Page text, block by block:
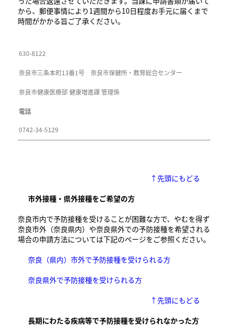
から、郵便事情により1週間から10日程度お手元に届くまで
時間がかかる旨ご了承ください。
630-8122
奈良市三条本町13番1号 奈良市保健所・教育総合センター
奈良市健康医療部 健康増進課 管理係
電話
0742-34-5129
↑先頭にもどる
市外接種・県外接種をご希望の方
奈良市内で予防接種を受けることが困難な方で、やむを得ず
奈良市外（奈良県内）や奈良県外での予防接種を希望される
場合の申請方法については下記のページをご参照ください。
奈良（県内）市外で予防接種を受けられる方
奈良県外で予防接種を受けられる方
↑先頭にもどる
長期にわたる疾病等で予防接種を受けられなかった方